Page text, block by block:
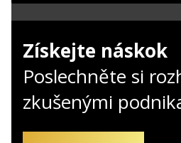
Získejte náskok
Poslechněte si
zkušenými